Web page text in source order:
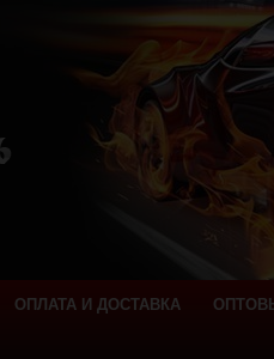
ОПЛАТА И ДОСТАВКА